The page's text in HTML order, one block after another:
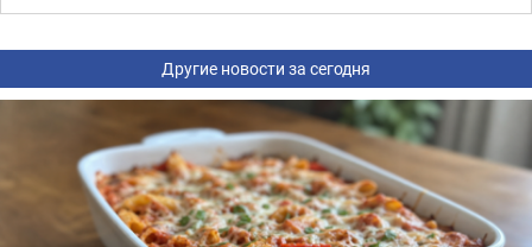
Другие новости за сегодня